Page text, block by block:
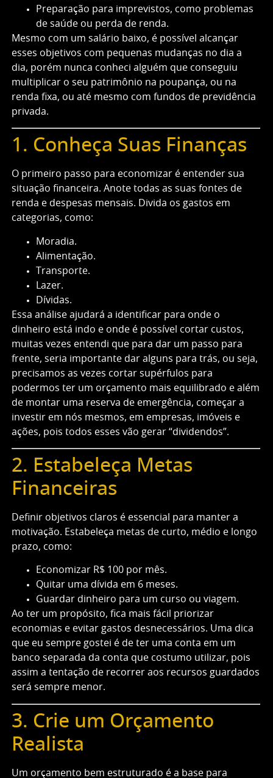
Preparação para imprevistos, como problemas
de saúde ou perda de renda.
Mesmo com um salário baixo, é possível alcançar
esses objetivos com pequenas mudanças no dia a
dia, porém nunca conheci alguém que conseguiu
multiplicar o seu patrimônio na poupança, ou na
renda fixa, ou até mesmo com fundos de previdência
privada.
1. Conheça Suas Finanças
O primeiro passo para economizar é entender sua
situação financeira. Anote todas as suas fontes de
renda e despesas mensais. Divida os gastos em
categorias, como:
Moradia.
Alimentação.
Transporte.
Lazer.
Dívidas.
Essa análise ajudará a identificar para onde o
dinheiro está indo e onde é possível cortar custos,
muitas vezes entendi que para dar um passo para
frente, seria importante dar alguns para trás, ou seja,
precisamos as vezes cortar supérfulos para
podermos ter um orçamento mais equilibrado e além
de montar uma reserva de emergência, começar a
investir em nós mesmos, em empresas, imóveis e
ações, pois todos esses vão gerar “dividendos”.
2. Estabeleça Metas
Financeiras
Definir objetivos claros é essencial para manter a
motivação. Estabeleça metas de curto, médio e longo
prazo, como:
Economizar R$ 100 por mês.
Quitar uma dívida em 6 meses.
Guardar dinheiro para um curso ou viagem.
Ao ter um propósito, fica mais fácil priorizar
economias e evitar gastos desnecessários. Uma dica
que eu sempre gostei é de ter uma conta em um
banco separada da conta que costumo utilizar, pois
assim a tentação de recorrer aos recursos guardados
será sempre menor.
3. Crie um Orçamento
Realista
Um orçamento bem estruturado é a base para